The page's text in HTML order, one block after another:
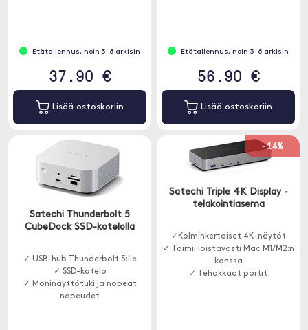
Etätallennus, noin 3-8 arkisin
37.90 €
Lisää ostoskoriin
Etätallennus, noin 3-8 arkisin
56.90 €
Lisää ostoskoriin
Satechi Thunderbolt 5
CubeDock SSD-kotelolla
✓ USB-hub Thunderbolt 5:lle
✓ SSD-kotelo
✓ Moninäyttötuki ja nopeat
nopeudet
-14%
Satechi Triple 4K Display -
telakointiasema
✓Kolminkertaiset 4K-näytöt
✓ Toimii loistavasti Mac M1/M2:n
kanssa
✓ Tehokkaat portit